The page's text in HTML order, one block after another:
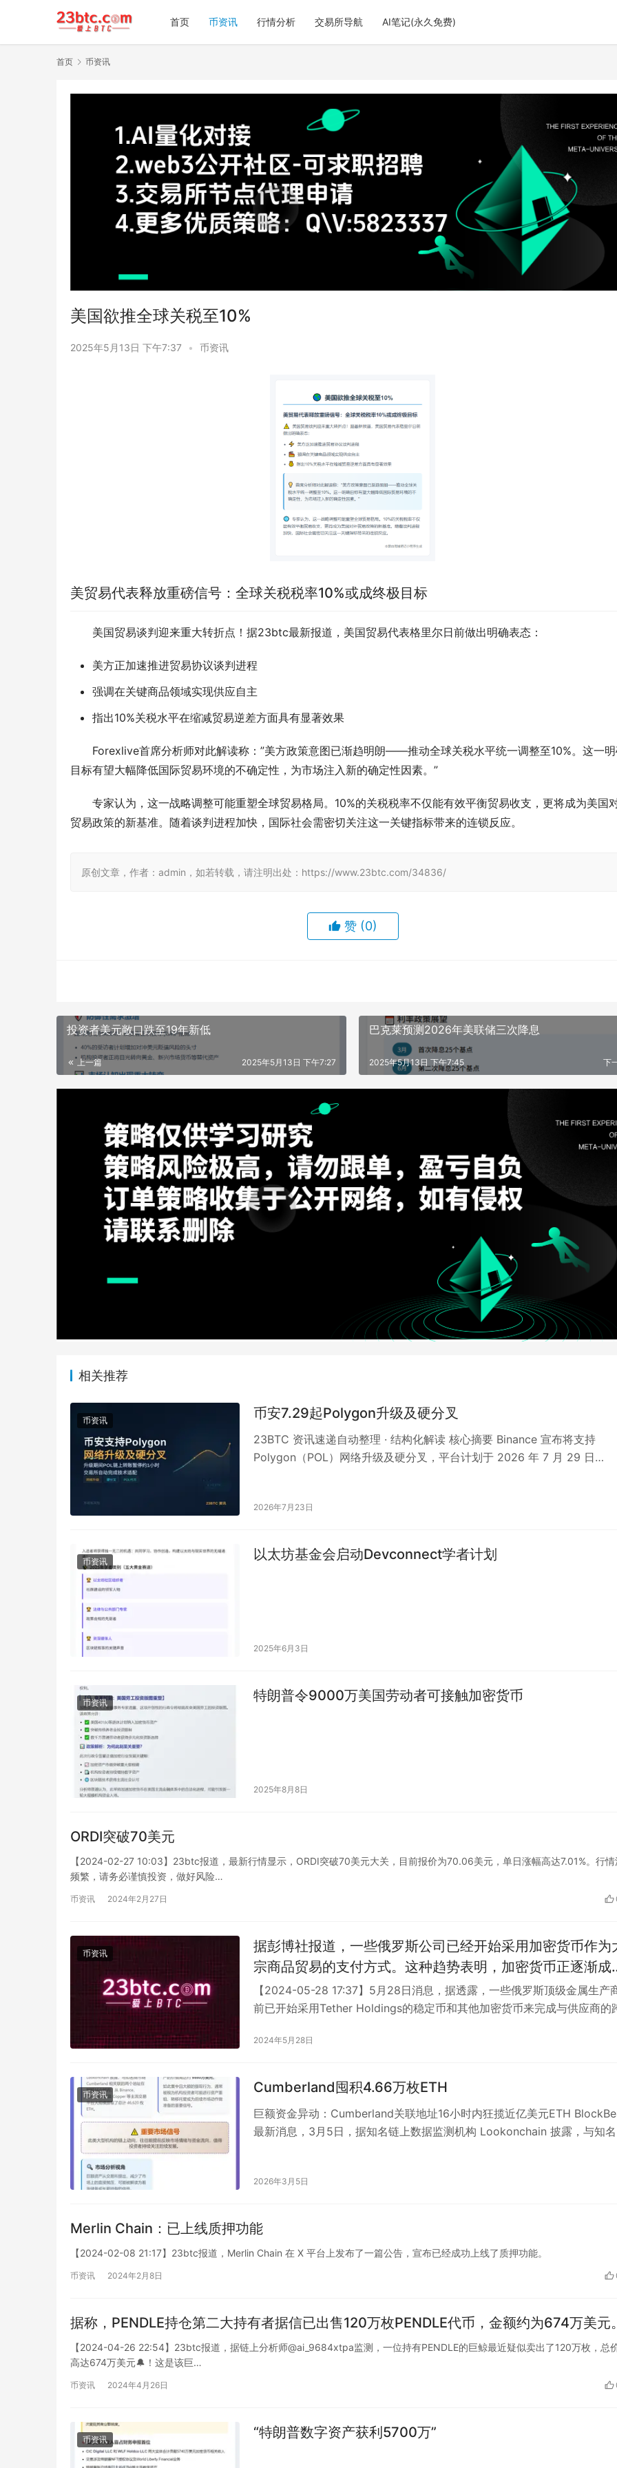
首页 币资讯 行情分析 交易所导航 AI笔记(永久免费)
首页 币资讯
美国欲推全球关税至10%
2025年5月13日 下午7:37 • 币资讯
美贸易代表释放重磅信号：全球关税税率10%或成终极目标
美国贸易谈判迎来重大转折点！据23btc最新报道，美国贸易代表格里尔日前做出明确表态：
美方正加速推进贸易协议谈判进程
强调在关键商品领域实现供应自主
指出10%关税水平在缩减贸易逆差方面具有显著效果
Forexlive首席分析师对此解读称：”美方政策意图已渐趋明朗——推动全球关税水平统一调整至10%。这一
目标有望大幅降低国际贸易环境的不确定性，为市场注入新的确定性因素。”
专家认为，这一战略调整可能重塑全球贸易格局。10%的关税税率不仅能有效平衡贸易收支，更将成为美国
贸易政策的新基准。随着谈判进程加快，国际社会需密切关注这一关键指标带来的连锁反应。
原创文章，作者：admin，如若转载，请注明出处：https://www.23btc.com/34836/
赞 (0)
投资者美元敞口跌至19年新低
上一篇 2025年5月13日 下午7:27
巴克莱预测2026年美联储三次降息
下
2025年5月13日 下午7:45
相关推荐
币资讯 币安7.29起Polygon升级及硬分叉
23BTC 资讯速递自动整理 · 结构化解读 核心摘要 Binance 宣布将支持
Polygon（POL）网络升级及硬分叉，平台计划于 2026 年 7 月 29 日
2026年7月23日
币资讯 以太坊基金会启动Devconnect学者计划
2025年6月3日
币资讯 特朗普令9000万美国劳动者可接触加密货币
2025年8月8日
ORDI突破70美元
【2024-02-27 10:03】23btc报道，最新行情显示，ORDI突破70美元大关，目前报价为70.06美元，单日涨幅高达7.01%。行情
频繁，请务必谨慎投资，做好风险…
币资讯 2024年2月27日
币资讯
据彭博社报道，一些俄罗斯公司已经开始采用加密货币作为
宗商品贸易的支付方式。这种趋势表明，加密货币正逐渐成
俄罗斯企业在国际贸易中的一种选择。 这种转变的原因之一是
俄罗斯企业希望通过使用加密货币来规避国际金融制裁的限
预的情况下进行交易，从而避免了金融交易被冻结或禁止的
的交易方式。相较于传统银行转账，加密货币交易可以在几
钟内完成，并且减少了传统金融机构所需的手续费。 然而，这
种使用加密货币的趋势也存在一定的挑战和风险。加密货币
外，加密货币的合法性和监管问题也尚未完全得到解决。 虽然
成熟，这种支付方式将越来越被接受和采用。
【2024-05-28 17:37】5月28日消息，据透露，一些俄罗斯顶级金属生产
前已开始采用Tether Holdings的稳定币和其他加密货币来完成与供应商的
2024年5月28日
币资讯 Cumberland囤积4.66万枚ETH
巨额资金异动：Cumberland关联地址16小时内狂揽近亿美元ETH
最新消息，3月5日，据知名链上数据监测机构 Lookonchain 披露，与知
2026年3月5日
Merlin Chain：已上线质押功能
【2024-02-08 21:17】23btc报道，Merlin Chain 在 X 平台上发布了一篇公告，宣布已经成功上线了质押功能。
币资讯 2024年2月8日
据称，PENDLE持仓第二大持有者据信已出售120万枚PENDLE代币，金额约为674万美元
【2024-04-26 22:54】23btc报道，据链上分析师@ai_9684xtpa监测，一位持有PENDLE的巨鲸最近疑似卖出了120万枚，总
高达674万美元🔔！这是该巨…
币资讯 2024年4月26日
币资讯 “特朗普数字资产获利5700万”